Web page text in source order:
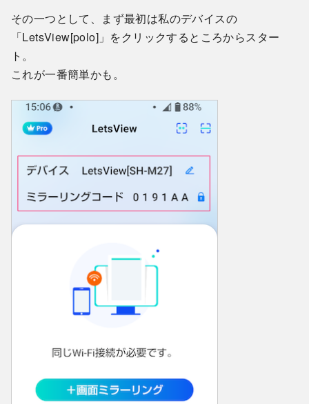
その一つとして、まず最初は私のデバイスの
「LetsView[polo]」をクリックするところからスター
ト。
これが一番簡単かも。